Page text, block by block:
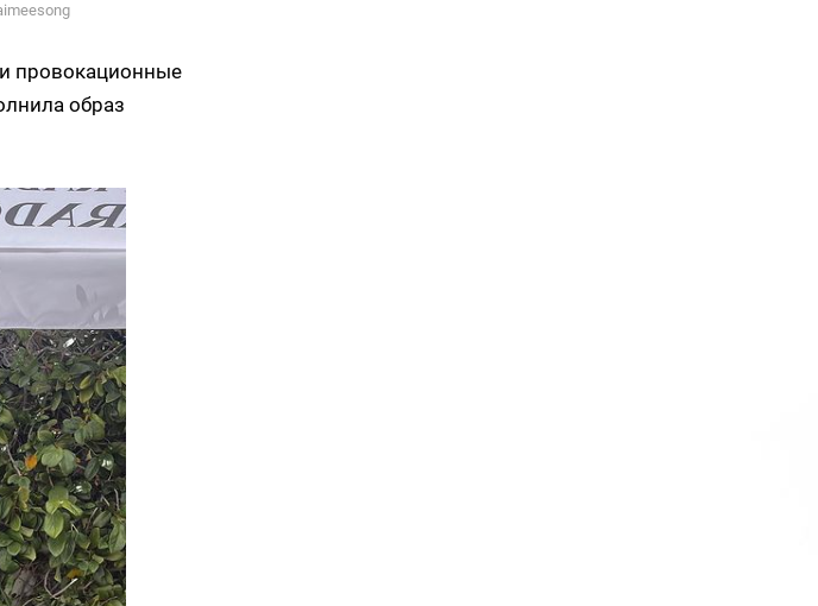
провокационные
образ